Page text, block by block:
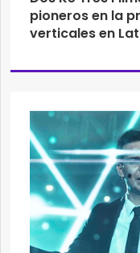
pioneros en la
verticales en